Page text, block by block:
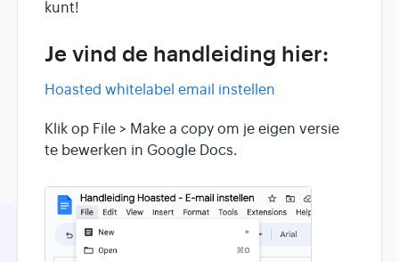
kunt!
Je vind de handleiding hier:
Hoasted whitelabel email instellen
Klik op File > Make a copy om je eigen versie
te bewerken in Google Docs.